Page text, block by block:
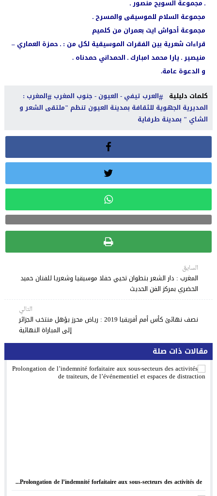
ـ مجموعة السويح منصور ـ
مجموعة السلام للموسيقى والمسرح ـ
مجموعة أحواش ايت بعمران من كلميم
قراءات شعرية بين الفقرات الموسيقية لكل من : ـ حمزة العماري –
منيصير ـ يارا محمد امبارك ـ الحمداني حمدناه .
و الدعوة عامة.
كلمات دليلية العرب تيفي - العيون - جنوب المغرب المغرب :
المديرية الجهوية للثقافة بمدينة العيون تنظم "ملتقى الشعر و
الشاي " بمدينة طرفاية
السابق
المغرب : دار الشعر بتطوان تحيي حفلا موسيقيا وشعريا للفنان حميد
الحضري بمركز الفن الحديث
التالي
نصف نهائئ كأس أمم أفريقيا 2019 : رياض محرز يؤهل منتخب الجزائر
إلى المباراة النهائية
مقالات ذات صلة
Prolongation de l’indemnité forfaitaire aux sous-secteurs des activités de...